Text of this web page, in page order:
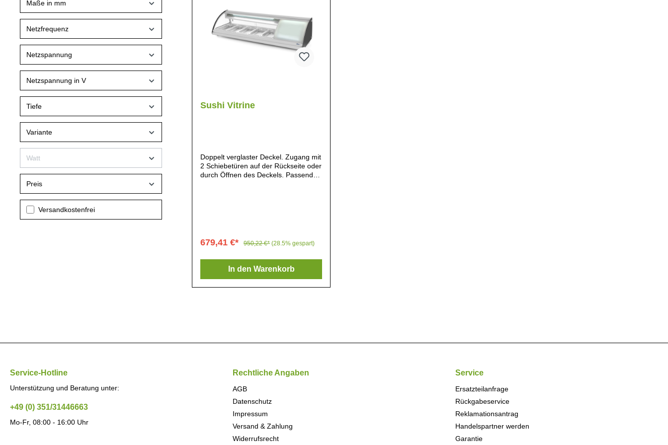
Maße in mm
Netzfrequenz
Netzspannung
Netzspannung in V
Tiefe
Variante
Watt
Preis
Filter hinzufügen: Versandkostenfrei
Versandkostenfrei
Sushi Vitrine
Doppelt verglaster Deckel. Zugang mit
2 Schiebetüren auf der Rückseite oder
durch Öffnen des Deckels. Passend
Temperaturbereich: 0° bis 12°C.
Neuheit. Edelstahl.
679,41 €* 950,22 €* (28.5% gespart)
In den Warenkorb
Service-Hotline
Unterstützung und Beratung unter:
+49 (0) 351/31446663
Mo-Fr, 08:00 - 16:00 Uhr
Rechtliche Angaben
AGB
Datenschutz
Impressum
Versand & Zahlung
Widerrufsrecht
Service
Ersatzteilanfrage
Rückgabeservice
Reklamationsantrag
Handelspartner werden
Garantie